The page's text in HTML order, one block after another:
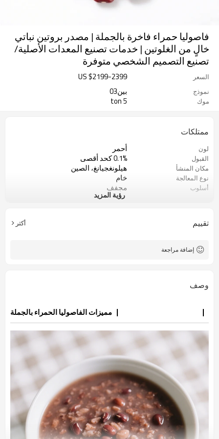
فاصوليا حمراء فاخرة بالجملة | مصدر بروتين نباتي
خالٍ من الغلوتين | خدمات تصنيع المعدات الأصلية/
تصنيع التصميم الشخصي متوفرة
السعر US $2199-2399
نموذج بين03
موك 5 ton
ممتلكات
لون أحمر
القبول 0.1% كحد أقصى
مكان المنشأ هيلونغجيانغ، الصين
نوع المعالجة خام
أسلوب مجفف
شركة صن شاين للمنتجات الزراعية
الحد الأدنى لكمية الطلب
رؤية المزيد
تقييم أكثر
إضافة مراجعة
وصف
مميزات الفاصوليا الحمراء بالجملة